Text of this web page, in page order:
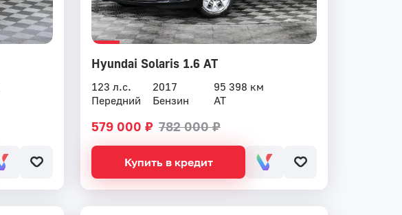
Hyundai Solaris 1.6 AT
123 л.с. 2017
95 398 км
Передний
Бензин AT
579 000 ₽ 782 000 ₽
Купить в кредит